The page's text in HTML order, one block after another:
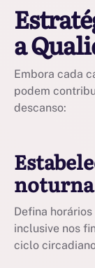
a
Embora cada
podem
descanso:
noturna
Defina
inclusive nos
ciclo